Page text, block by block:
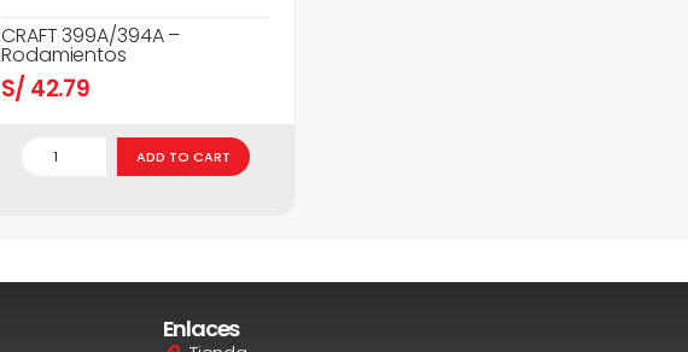
CRAFT 399A/394A –
Rodamientos
S/ 42.79
ADD TO CART
Enlaces